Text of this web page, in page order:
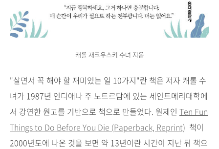
캐롤 재코우스키 수녀 지음
"살면서 꼭 해야 할 재미있는 일 10가지"란 책은 저자 캐롤 수
녀가 1987년 인디애나 주 노트르담에 있는 세인트메리대학에
서 강연한 원고를 기반으로 책으로 만들었다. 원제인 Ten Fun
Things to Do Before You Die (Paperback, Reprint) 책이
2000년도에 나온 것을 보면 약 13년이란 시간이 지난 뒤 책으